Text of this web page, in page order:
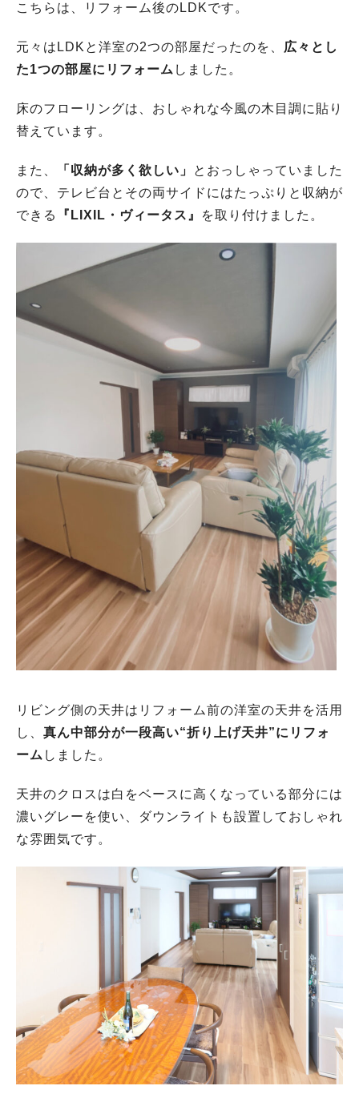
こちらは、リフォーム後のLDKです。
元々はLDKと洋室の2つの部屋だったのを、 広々とし
た1つの部屋にリフォーム しました。
床のフローリングは、おしゃれな今風の木目調に貼り
替えています。
また、 「収納が多く欲しい」
とおっしゃっていました
ので、テレビ台とその両サイドにはたっぷりと収納が
できる
『LIXIL・ヴィータス』 を取り付けました。
リビング側の天井はリフォーム前の洋室の天井を活用
し、 真ん中部分が一段高い“折り上げ天井”にリフォ
ーム しました。
天井のクロスは白をベースに高くなっている部分には
濃いグレーを使い、ダウンライトも設置しておしゃれ
な雰囲気です。